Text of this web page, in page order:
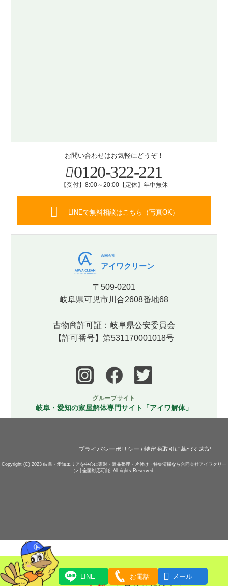
お問い合わせはお気軽にどうぞ！
0120-322-221
【受付】8:00～20:00【定休】年中無休
LINEで無料相談はこちら（写真OK）
合同会社
アイワクリーン
〒509-0201
岐阜県可児市川合2608番地68
古物商許可証：岐阜県公安委員会
【許可番号】第531170001018号
グループサイト
岐阜・愛知の家屋解体専門サイト「アイワ解体」
プライバシーポリシー /特定商取引に基づく表記
Copyright (C) 2023 岐阜・愛知エリアを中心に家財・遺品整理・片付け・特集清掃なら合同会社アイワクリー
ン | 全国対応可能. All rights Reserved.
LINE お電話  メール